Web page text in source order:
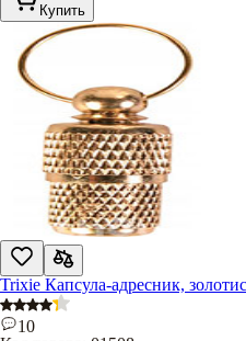
Купить
Trixie Капсула-адресник,
10